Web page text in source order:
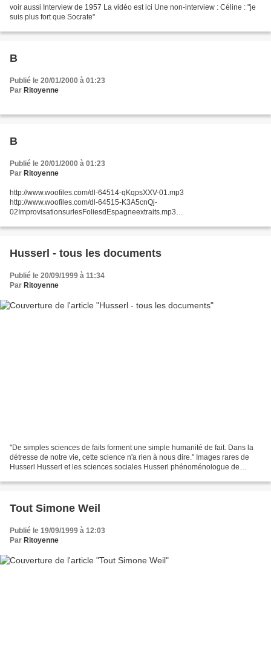
voir aussi Interview de 1957 La vidéo est ici Une non-interview : Céline : "je
suis plus fort que Socrate"
B
Publié le 20/01/2000 à 01:23
Par Ritoyenne
B
Publié le 20/01/2000 à 01:23
Par Ritoyenne
http://www.woofiles.com/dl-64514-qKqpsXXV-01.mp3
http://www.woofiles.com/dl-64515-K3A5cnQj-
02ImprovisationsurlesFoliesdEspagneextraits.mp3
02VivaldiHeroesPhilippeJarousskyJeanChristopheSpinosiEnsembleMatheu
Husserl - tous les documents
Publié le 20/09/1999 à 11:34
Par Ritoyenne
"De simples sciences de faits forment une simple humanité de fait. Dans la
détresse de notre vie, cette science n'a rien à nous dire." Images rares de
Husserl Husserl et les sciences sociales Husserl phénoménologue de
Tout Simone Weil
Publié le 19/09/1999 à 12:03
Par Ritoyenne